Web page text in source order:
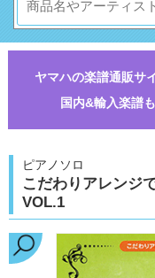
ヤマハの楽譜通販サ
国内&輸入楽譜
ピアノソロ
こだわりアレンジ
VOL.1